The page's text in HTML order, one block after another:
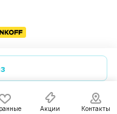
Акции Контакты